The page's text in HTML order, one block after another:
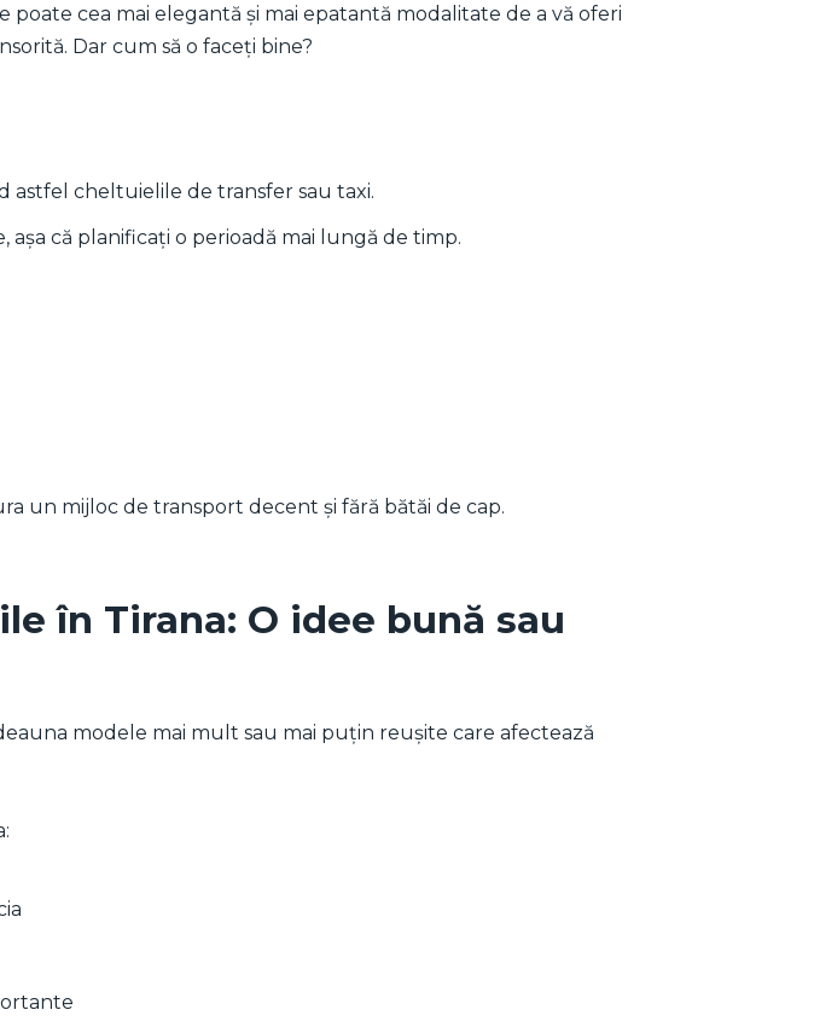
cea mai elegantă și mai epatantă modalitate de a vă oferi
Dar cum să o faceți bine?
astfel cheltuielile de transfer sau taxi.
că planificați o perioadă mai lungă de timp.
un mijloc de transport decent și fără bătăi de cap.
în Tirana: O idee bună sau
modele mai mult sau mai puțin reușite care afectează